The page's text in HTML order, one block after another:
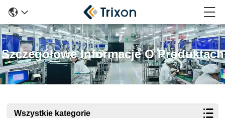
Szczegółowe Informacje O Produktach
Wszystkie kategorie